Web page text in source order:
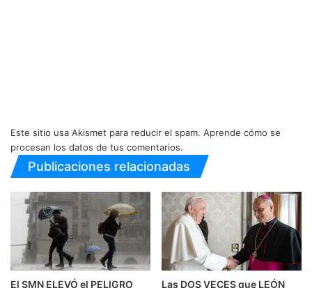
Este sitio usa Akismet para reducir el spam. Aprende cómo se
procesan los datos de tus comentarios.
Publicaciones relacionadas
El SMN ELEVÓ el PELIGRO
Las DOS VECES que LEÓN